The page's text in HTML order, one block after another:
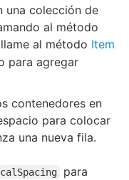
una colección de
al método
al método Item
para agregar
contenedores en
para colocar
una nueva fila.
para